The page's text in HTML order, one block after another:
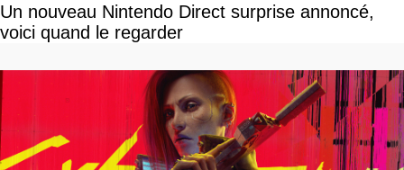
Un nouveau Nintendo Direct surprise annoncé,
voici quand le regarder